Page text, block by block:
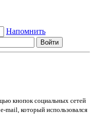
Напомнить
кнопок социальных сетей
mail, который использовался